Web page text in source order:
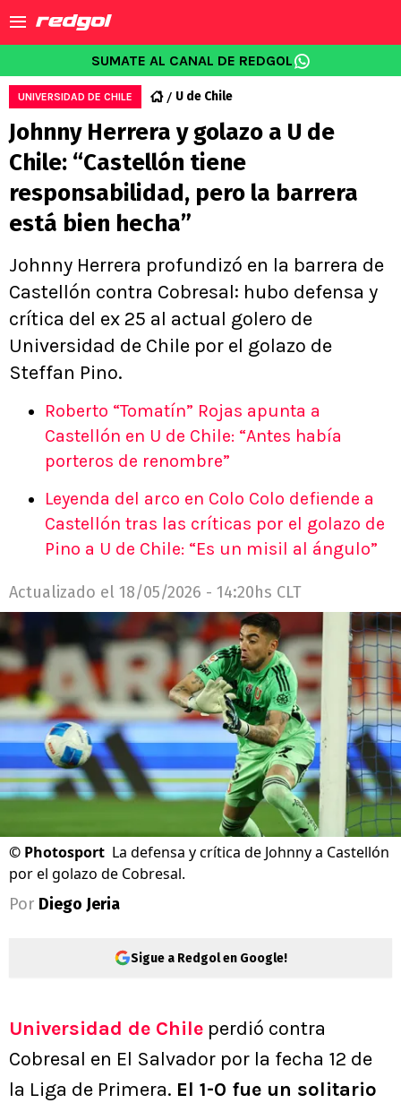
SUMATE AL CANAL DE REDGOL
UNIVERSIDAD DE CHILE U de Chile
Johnny Herrera y golazo a U de
Chile: “Castellón tiene
responsabilidad, pero la barrera
está bien hecha”
Johnny Herrera profundizó en la barrera de
Castellón contra Cobresal: hubo defensa y
crítica del ex 25 al actual golero de
Universidad de Chile por el golazo de
Steffan Pino.
Roberto “Tomatín” Rojas apunta a
Castellón en U de Chile: “Antes había
porteros de renombre”
Leyenda del arco en Colo Colo defiende a
Castellón tras las críticas por el golazo de
Pino a U de Chile: “Es un misil al ángulo”
Actualizado el 18/05/2026 - 14:20hs CLT
© Photosport La defensa y crítica de Johnny a Castellón
por el golazo de Cobresal.
Por Diego Jeria
Sigue a Redgol en Google!
Universidad de Chile perdió contra
Cobresal en El Salvador por la fecha 12 de
la Liga de Primera. El 1-0 fue un solitario